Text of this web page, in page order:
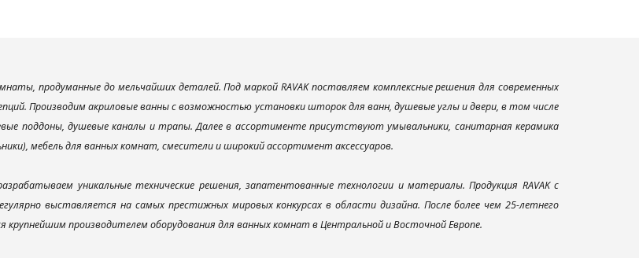
продуманные до мельчайших деталей. Под маркой RAVAK поставляем комплексные решения для современных
Производим акриловые ванны с возможностью установки шторок для ванн, душевые углы и двери, в том числе
поддоны, душевые каналы и трапы. Далее в ассортименте присутствуют умывальники, санитарная керамика
мебель для ванных комнат, смесители и широкий ассортимент аксессуаров.
уникальные технические решения, запатентованные технологии и материалы. Продукция RAVAK с
выставляется на самых престижных мировых конкурсах в области дизайна. После более чем 25-летнего
производителем оборудования для ванных комнат в Центральной и Восточной Европе.